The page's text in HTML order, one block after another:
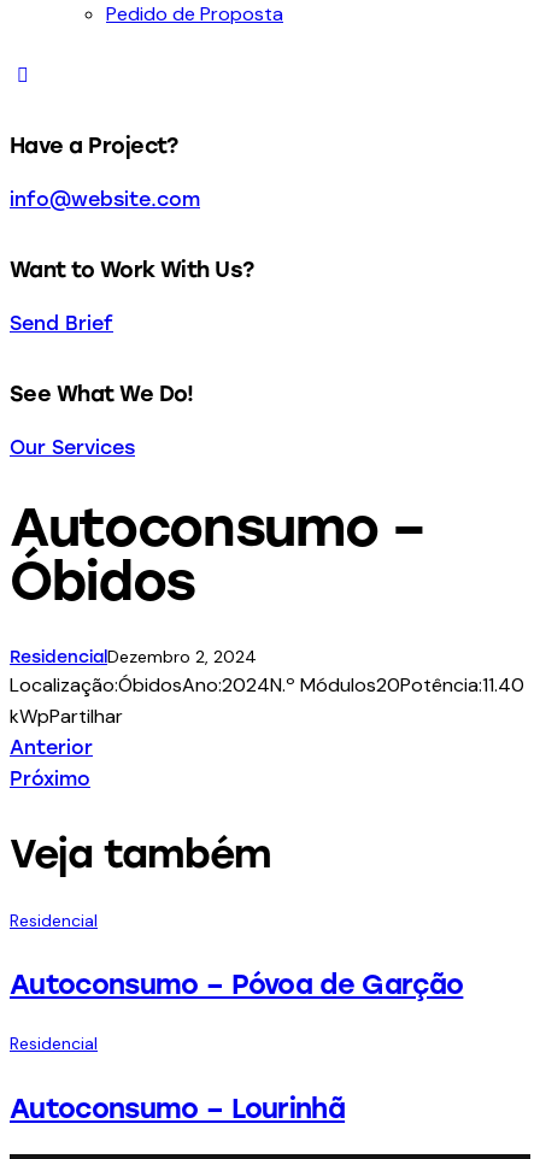
Pedido de Proposta
Have a Project?
info@website.com
Want to Work With Us?
Send Brief
See What We Do!
Our Services
Autoconsumo –
Óbidos
ResidencialDezembro 2, 2024
Localização:ÓbidosAno:2024N.º Módulos20Potência:11.40
kWpPartilhar
Anterior
Próximo
Veja também
Residencial
Autoconsumo – Póvoa de Garção
Residencial
Autoconsumo – Lourinhã